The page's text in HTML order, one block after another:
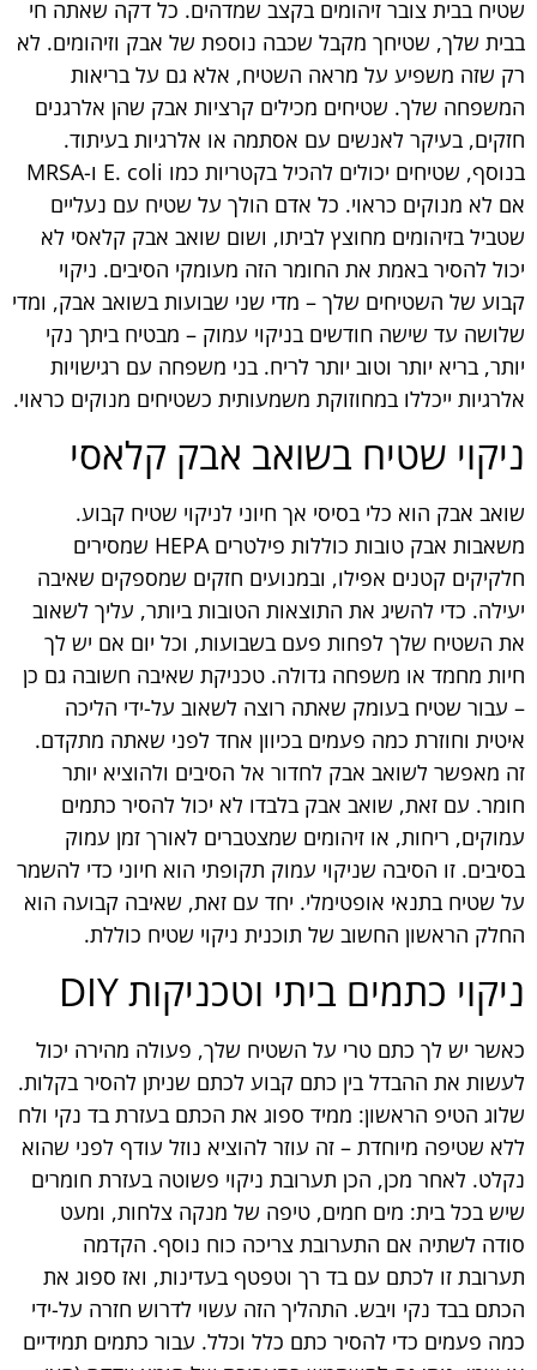
שטיח בבית צובר זיהומים בקצב שמדהים. כל דקה שאתה חי
בבית שלך, שטיחך מקבל שכבה נוספת של אבק וזיהומים. לא
רק שזה משפיע על מראה השטיח, אלא גם על בריאות
המשפחה שלך. שטיחים מכילים קרציות אבק שהן אלרגנים
חזקים, בעיקר לאנשים עם אסתמה או אלרגיות בעיתוד.
בנוסף, שטיחים יכולים להכיל בקטריות כמו E. coli ו-MRSA
אם לא מנוקים כראוי. כל אדם הולך על שטיח עם נעליים
שטביל בזיהומים מחוצץ לביתו, ושום שואב אבק קלאסי לא
יכול להסיר באמת את החומר הזה מעומקי הסיבים. ניקוי
קבוע של השטיחים שלך – מדי שני שבועות בשואב אבק, ומדי
שלושה עד שישה חודשים בניקוי עמוק – מבטיח ביתך נקי
יותר, בריא יותר וטוב יותר לריח. בני משפחה עם רגישויות
אלרגיות ייכללו במחוזוקת משמעותית כשטיחים מנוקים כראוי.
ניקוי שטיח בשואב אבק קלאסי
שואב אבק הוא כלי בסיסי אך חיוני לניקוי שטיח קבוע.
משאבות אבק טובות כוללות פילטרים HEPA שמסירים
חלקיקים קטנים אפילו, ובמנועים חזקים שמספקים שאיבה
יעילה. כדי להשיג את התוצאות הטובות ביותר, עליך לשאוב
את השטיח שלך לפחות פעם בשבועות, וכל יום אם יש לך
חיות מחמד או משפחה גדולה. טכניקת שאיבה חשובה גם כן
– עבור שטיח בעומק שאתה רוצה לשאוב על-ידי הליכה
איטית וחוזרת כמה פעמים בכיוון אחד לפני שאתה מתקדם.
זה מאפשר לשואב אבק לחדור אל הסיבים ולהוציא יותר
חומר. עם זאת, שואב אבק בלבדו לא יכול להסיר כתמים
עמוקים, ריחות, או זיהומים שמצטברים לאורך זמן עמוק
בסיבים. זו הסיבה שניקוי עמוק תקופתי הוא חיוני כדי להשמר
על שטיח בתנאי אופטימלי. יחד עם זאת, שאיבה קבועה הוא
החלק הראשון החשוב של תוכנית ניקוי שטיח כוללת.
ניקוי כתמים ביתי וטכניקות DIY
כאשר יש לך כתם טרי על השטיח שלך, פעולה מהירה יכול
לעשות את ההבדל בין כתם קבוע לכתם שניתן להסיר בקלות.
שלוג הטיפ הראשון: ממיד ספוג את הכתם בעזרת בד נקי ולח
ללא שטיפה מיוחדת – זה עוזר להוציא נוזל עודף לפני שהוא
נקלט. לאחר מכן, הכן תערובת ניקוי פשוטה בעזרת חומרים
שיש בכל בית: מים חמים, טיפה של מנקה צלחות, ומעט
סודה לשתיה אם התערובת צריכה כוח נוסף. הקדמה
תערובת זו לכתם עם בד רך וטפטף בעדינות, ואז ספוג את
הכתם בבד נקי ויבש. התהליך הזה עשוי לדרוש חזרה על-ידי
כמה פעמים כדי להסיר כתם כלל וכלל. עבור כתמים תמידיים